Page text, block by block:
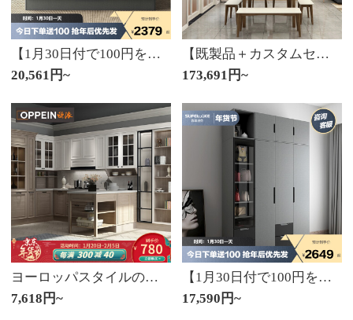
【1月30日付で100円を送る】ソフィーロック北欧の高箱収納ベッド現代シンプルダブルベッドライト付き多機能1.8メートルベッド収納ベッド2つの棚1.8*2メートル
20,561円~
【既製品＋カスタムセット】全友全屋が箪笥をカスタマイズし、障子を押して寝室の家具装飾パネルをカスタマイズして16㎡＋家具15点セットを注文し、顧客サービスに詳しく問い合わせてください。
173,691円~
ヨーロッパスタイルの新居の内装と寝室の改造、バッグを持ってウェールズにチェックインします。前払い金です。
7,618円~
【1月30日付で100円を送る】ソフィーロックの箪笥北欧シンプルオープンセットコートの箪笥ディロシリーズ3つの箪笥+サイドキャビネット
17,590円~